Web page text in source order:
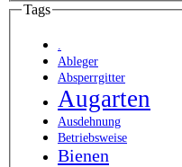
Tags
.
Ableger
Absperrgitter
Augarten
Ausdehnung
Betriebsweise
Bienen